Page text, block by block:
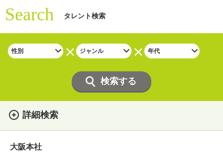
Search タレント検索
詳細検索
・性別
大阪本社